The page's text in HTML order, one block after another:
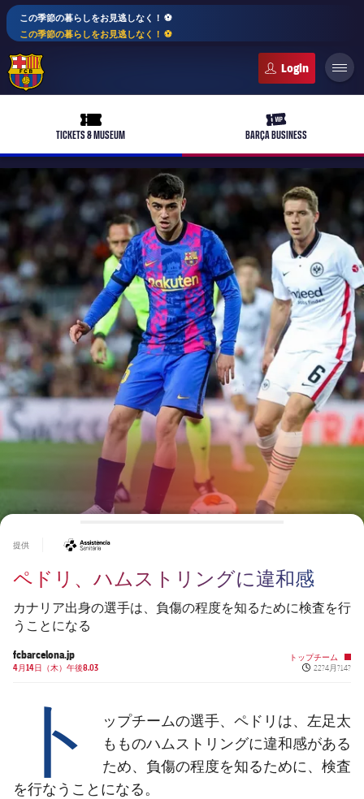
この季節の暮らしをお見逃しなく！ ⚽️
この季節の暮らしをお見逃しなく！ ⚽️
ticket-full
TICKETS & MUSEUM
ticket-vip
BARÇA BUSINESS
plusicon
label.aria.plus
バルサアカデミー
plusicon
label.aria.plus
10年毎
会長
レジェンド
plusicon
label.aria.plus
プレスパス
Facilities
PLUSICON
LABEL.ARIA.PLUS
トップチーム
女子サッカー
plusicon
label.aria.plus
スケジュール
チケット
結果
順位表
バルサAtlètic
plusicon
label.aria.plus
スケジュール
チケット
順位表
PLUSICON
LABEL.ARIA.PLUS
トップチーム
plusicon
label.aria.plus
スケジュール
チケット
結果
順位表
LABEL.ARIA.PLUS
トップチーム
チケット
PLUSICON
LABEL.ARIA.PLUS
トップチーム
plusicon
label.aria.plus
スケジュール
PLUSICON
LABEL.ARIA.PLUS
スケジュール
チケット
提供
ペドリ、ハムストリングに違和感
カナリア出身の選手は、負傷の程度を知るために検査を行
うことになる
fcbarcelona.jp
4月14日（木）午後8.03
トップチーム
Published
22?4月?14?
ト
ップチームの選手、ペドリは、左足太
もものハムストリングに違和感がある
ため、負傷の程度を知るために、検査
を行なうことになる。